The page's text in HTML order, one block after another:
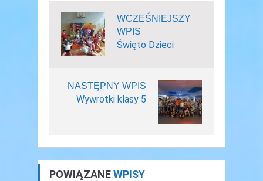
WCZEŚNIEJSZY
WPIS
Święto Dzieci
NASTĘPNY WPIS
Wywrotki klasy 5
POWIĄZANEWPISY